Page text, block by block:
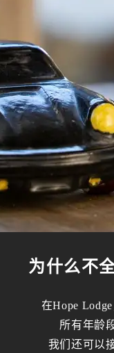
为什么不
在Hope
所有年龄
我们还可以